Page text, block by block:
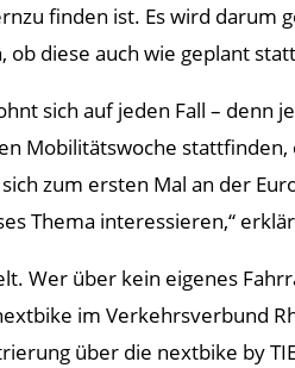
finden ist. Es wird darum
diese auch wie geplant
sich auf jeden Fall –
Mobilitätswoche
zum ersten Mal an der
Thema interessieren,“
Wer über kein eigenes
im Verkehrsverbund
über die nextbike by